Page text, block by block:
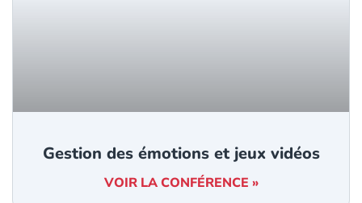
Gestion des émotions et jeux vidéos
VOIR LA CONFÉRENCE »